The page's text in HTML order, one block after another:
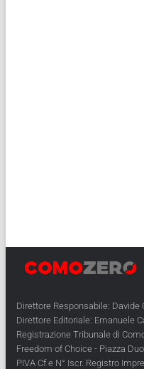
Direttore Responsabile: Davide
Direttore Editoriale: Emanuele
Registrazione Tribunale di
Freedom of Choice - Piazza
PIVA Cf e N° Iscr. Registro